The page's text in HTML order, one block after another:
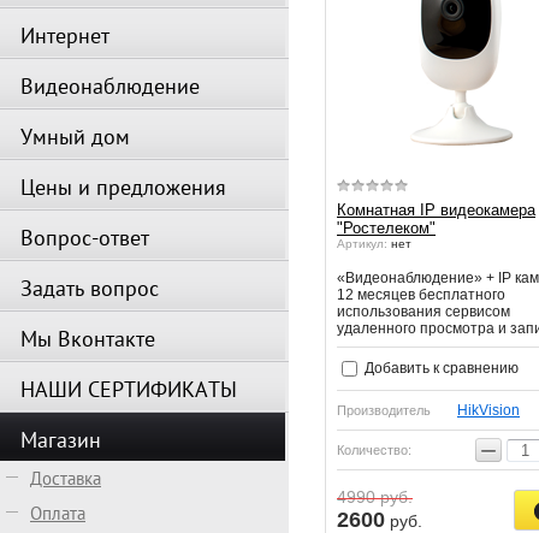
Комнатная IP видеокамера
"Ростелеком"
Артикул: нет
«Видеонаблюдение» + IP
12 месяцев бесплатного
использования сервисом
удаленного просмотра и
Добавить к сравнению
Производитель HikVision
Количество: −
4990руб.
2600 руб.
Интернет
Видеонаблюдение
Умный дом
Цены и предложения
Вопрос-ответ
Задать вопрос
Мы Вконтакте
НАШИ СЕРТИФИКАТЫ
Магазин
Доставка
Оплата